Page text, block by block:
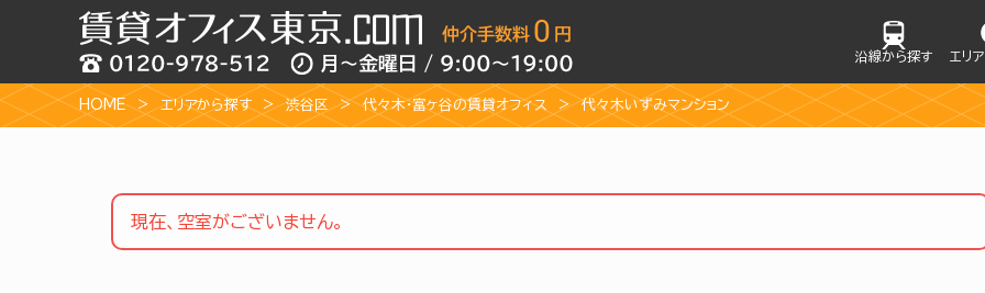
沿線から探す エリ
HOME エリアから探す 渋谷区 代々木・富ヶ谷の賃貸オフィス 代々木いずみマンション
現在、空室がございません。